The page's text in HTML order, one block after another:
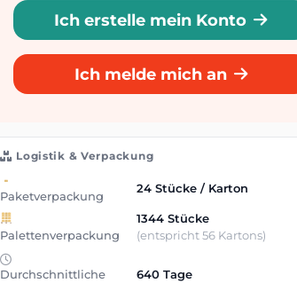
Ich erstelle mein Konto
Ich melde mich an
Logistik & Verpackung
Paketverpackung
24 Stücke / Karton
Palettenverpackung
1344 Stücke
(entspricht 56 Kartons)
Durchschnittliche
640 Tage